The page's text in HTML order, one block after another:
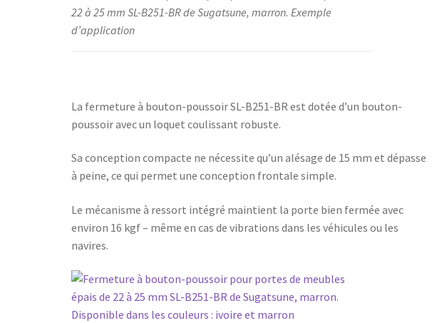
22 à 25 mm SL-B251-BR de Sugatsune, marron. Exemple
d’application
La fermeture à bouton-poussoir SL-B251-BR est dotée d’un bouton-
poussoir avec un loquet coulissant robuste.
Sa conception compacte ne nécessite qu’un alésage de 15 mm et dépasse
à peine, ce qui permet une conception frontale simple.
Le mécanisme à ressort intégré maintient la porte bien fermée avec
environ 16 kgf – même en cas de vibrations dans les véhicules ou les
navires.